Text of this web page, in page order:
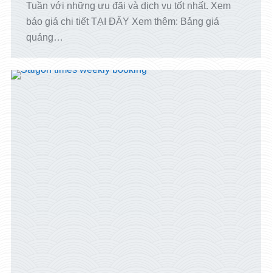
Tuần với những ưu đãi và dịch vụ tốt nhất. Xem
báo giá chi tiết TẠI ĐÂY Xem thêm: Bảng giá
quảng…